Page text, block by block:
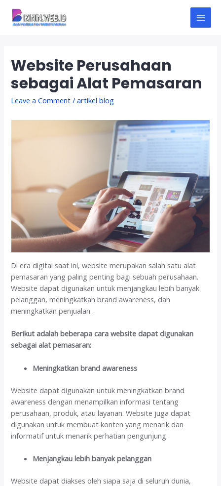
content
M
N
E
Website Perusahaan
sebagai Alat Pemasaran
Leave a Comment /artikel blog
Di era digital saat ini, website merupakan salah satu alat
pemasaran yang paling penting bagi sebuah perusahaan.
Website dapat digunakan untuk menjangkau lebih banyak
pelanggan, meningkatkan brand awareness, dan
meningkatkan penjualan.
Berikut adalah beberapa cara website dapat digunakan
sebagai alat pemasaran:
Meningkatkan brand awareness
Website dapat digunakan untuk meningkatkan brand
awareness dengan menampilkan informasi tentang
perusahaan, produk, atau layanan. Website juga dapat
digunakan untuk membuat konten yang menarik dan
informatif untuk menarik perhatian pengunjung.
Menjangkau lebih banyak pelanggan
Website dapat diakses oleh siapa saja di seluruh dunia,